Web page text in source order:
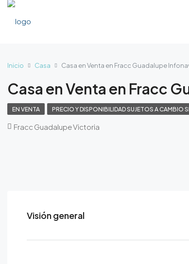
Inicio Casa Casa en Venta en Fracc Guadalupe
Casa en Venta en Fracc
EN VENTA PRECIO Y DISPONIBILIDAD SUJETOS A CAMBIO
Fracc Guadalupe Victoria
Visión general